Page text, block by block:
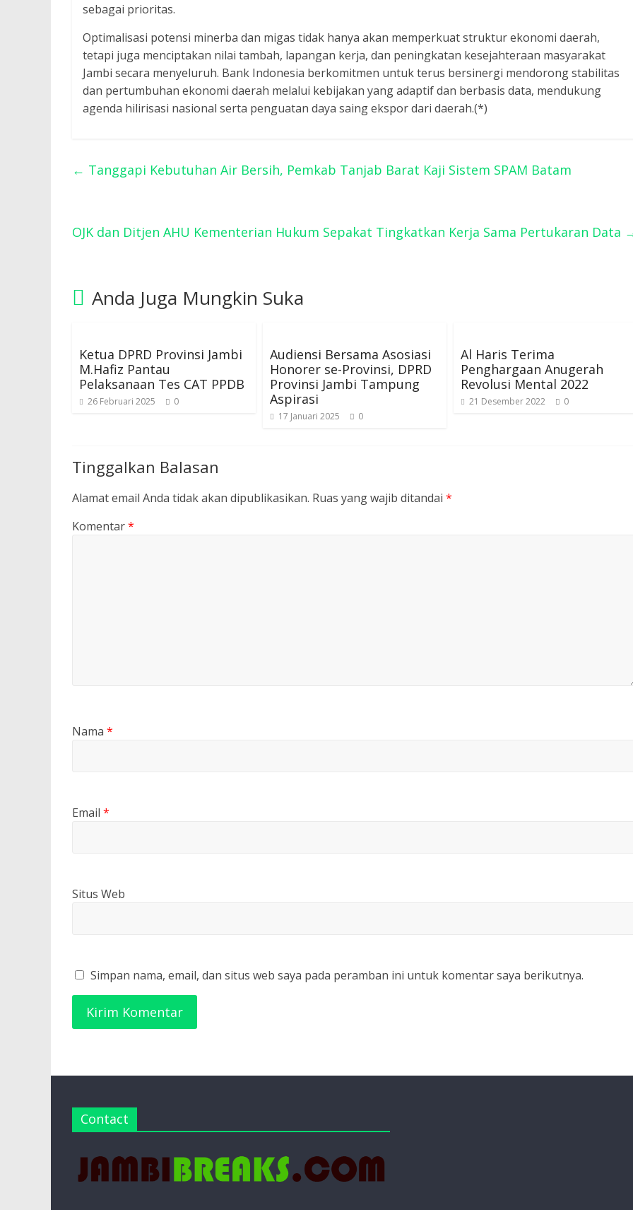
sebagai prioritas.
Optimalisasi potensi minerba dan migas tidak hanya akan memperkuat struktur ekonomi daerah,
tetapi juga menciptakan nilai tambah, lapangan kerja, dan peningkatan kesejahteraan masyarakat
Jambi secara menyeluruh. Bank Indonesia berkomitmen untuk terus bersinergi mendorong stabilitas
dan pertumbuhan ekonomi daerah melalui kebijakan yang adaptif dan berbasis data, mendukung
agenda hilirisasi nasional serta penguatan daya saing ekspor dari daerah.(*)
← Tanggapi Kebutuhan Air Bersih, Pemkab Tanjab Barat Kaji Sistem SPAM Batam
OJK dan Ditjen AHU Kementerian Hukum Sepakat Tingkatkan Kerja Sama Pertukaran Data
Anda Juga Mungkin Suka
Ketua DPRD Provinsi Jambi
M.Hafiz Pantau
Pelaksanaan Tes CAT PPDB
26 Februari 2025 0
Audiensi Bersama Asosiasi
Honorer se-Provinsi, DPRD
Provinsi Jambi Tampung
Aspirasi
17 Januari 2025 0
Al Haris Terima
Penghargaan Anugerah
Revolusi Mental 2022
21 Desember 2022 0
Tinggalkan Balasan
Alamat email Anda tidak akan dipublikasikan. Ruas yang wajib ditandai *
Komentar*
Nama *
Email *
Situs Web
Simpan nama, email, dan situs web saya pada peramban ini untuk komentar saya berikutnya.
Contact